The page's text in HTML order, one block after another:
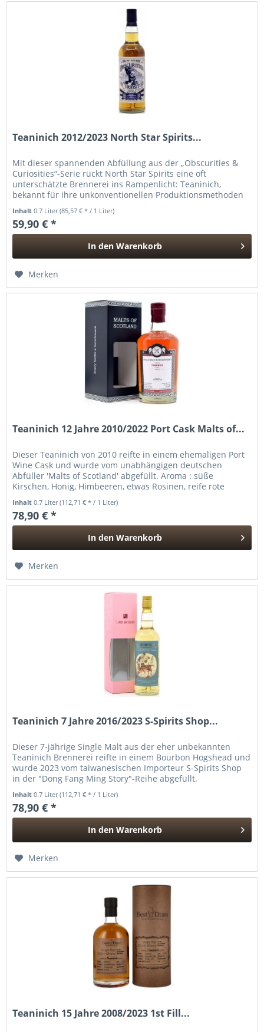
Teaninich 2012/2023 North Star Spirits...
Mit dieser spannenden Abfüllung aus der „Obscurities &
Curiosities“-Serie rückt North Star Spirits eine oft
unterschätzte Brennerei ins Rampenlicht: Teaninich,
bekannt für ihre unkonventionellen Produktionsmethoden
Inhalt0.7 Liter(85,57 € * / 1 Liter)
59,90 € *
In den Warenkorb
Merken
Teaninich 12 Jahre 2010/2022 Port Cask Malts of...
Dieser Teaninich von 2010 reifte in einem ehemaligen Port
Wine Cask und wurde vom unabhängigen deutschen
Abfüller 'Malts of Scotland' abgefüllt. Aroma : süße
Kirschen, Honig, Himbeeren, etwas Rosinen, reife rote
Inhalt0.7 Liter(112,71 € * / 1 Liter)
78,90 € *
In den Warenkorb
Merken
Teaninich 7 Jahre 2016/2023 S-Spirits Shop...
Dieser 7-jährige Single Malt aus der eher unbekannten
Teaninich Brennerei reifte in einem Bourbon Hogshead und
wurde 2023 vom taiwanesischen Importeur S-Spirits Shop
in der "Dong Fang Ming Story"-Reihe abgefüllt.
Inhalt0.7 Liter(112,71 € * / 1 Liter)
78,90 € *
In den Warenkorb
Merken
Teaninich 15 Jahre 2008/2023 1st Fill...